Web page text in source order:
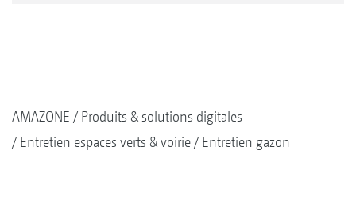
AMAZONE
Produits & solutions digitales
Entretien espaces verts & voirie
Entretien gazon